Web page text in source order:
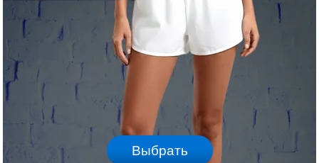
Выбрать